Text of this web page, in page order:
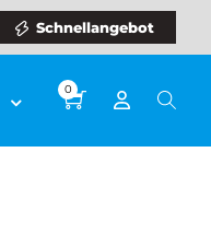
Schnellangebot
0